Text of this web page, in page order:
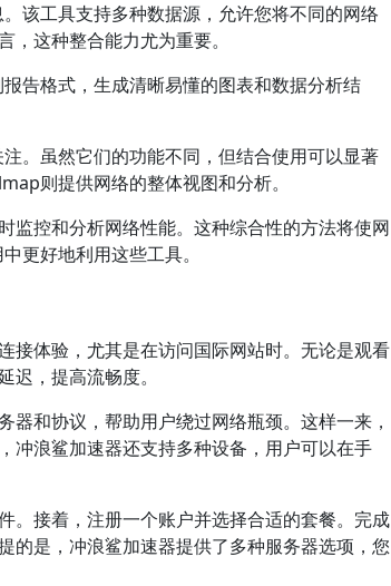
该工具支持多种数据源，允许您将不同的网络
这种整合能力尤为重要。
告格式，生成清晰易懂的图表和数据分析结
。虽然它们的功能不同，但结合使用可以显著
则提供网络的整体视图和分析。
监控和分析网络性能。这种综合性的方法将使网
更好地利用这些工具。
接体验，尤其是在访问国际网站时。无论是观看
，提高流畅度。
和协议，帮助用户绕过网络瓶颈。这样一来，
冲浪鲨加速器还支持多种设备，用户可以在手
。接着，注册一个账户并选择合适的套餐。完成
的是，冲浪鲨加速器提供了多种服务器选项，您